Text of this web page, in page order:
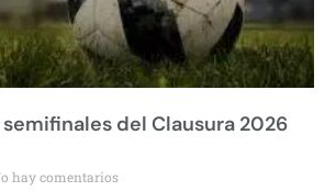
del Clausura 2026
hay comentarios